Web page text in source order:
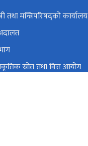
तथा मन्त्रिपरिषद्को कार्यालय
स्रोत तथा वित्त आयोग